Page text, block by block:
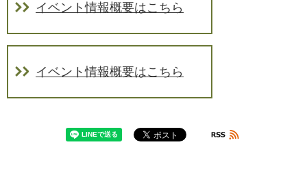
イベント情報概要はこちら
イベント情報概要はこちら